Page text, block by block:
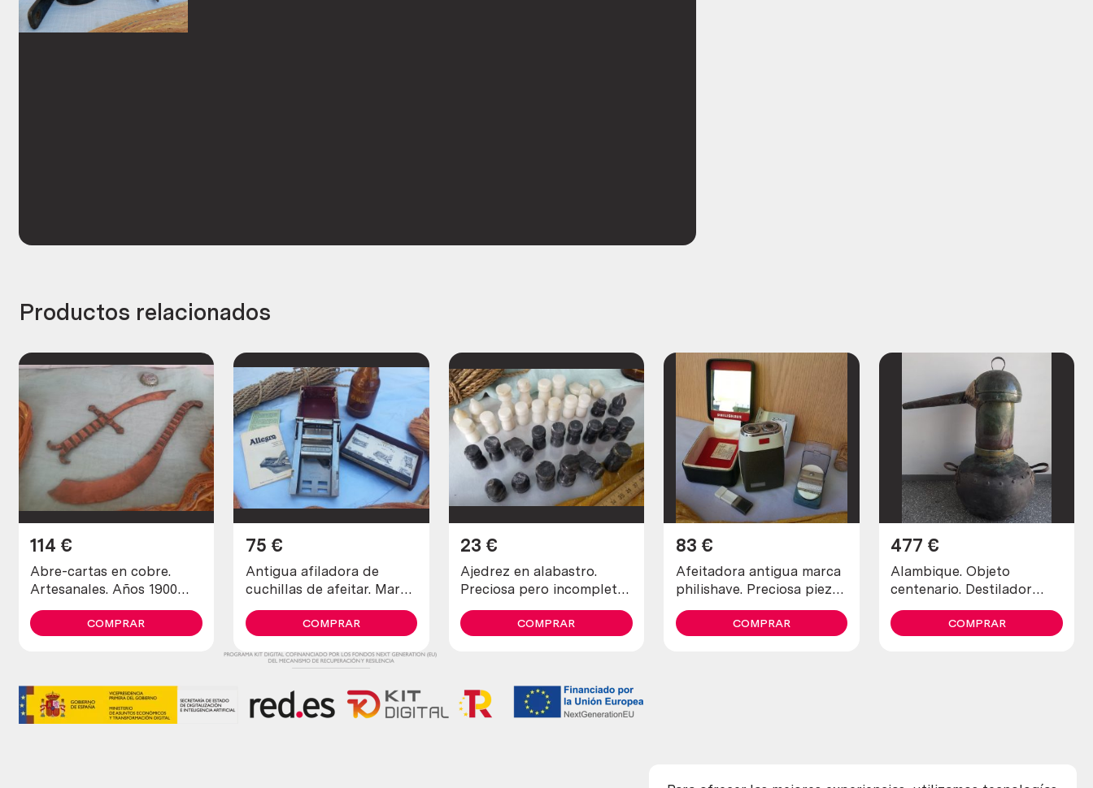
Productos relacionados
Abre-cartas en cobre.
Artesanales. Años 1900
maravillosos. Old open
letters in copper
114 €
COMPRAR
Antigua afiladora de
cuchillas de afeitar. Marca
allegro.
75 €
COMPRAR
Ajedrez en alabastro.
Preciosa pero incompleta
y en mal estado.
23 €
COMPRAR
Afeitadora antigua marca
philishave. Preciosa pieza
de colección
83 €
COMPRAR
Alambique. Objeto
centenario. Destilador
fabricado en pesado
cobre. 80 litros.
477 €
COMPRAR